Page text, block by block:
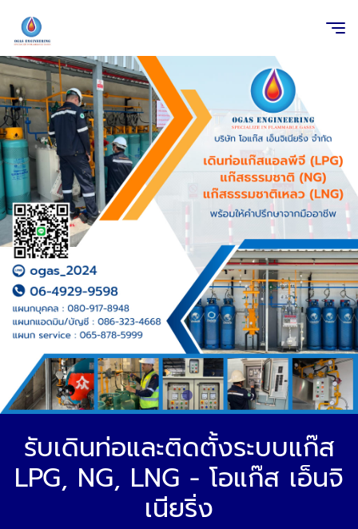
รับเดินท่อและติดตั้งระบบแก๊ส
LPG, NG, LNG - โอแก๊ส เอ็นจิ
เนียริ่ง